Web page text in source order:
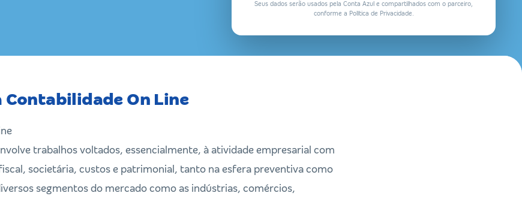
Seus dados serão usados pela Conta Azul e compartilhados com o parceiro,
conforme a Política de Privacidade.
Contabilidade On Line
trabalhos voltados, essencialmente, à atividade empresarial com
societária, custos e patrimonial, tanto na esfera preventiva como
segmentos do mercado como as indústrias, comércios,